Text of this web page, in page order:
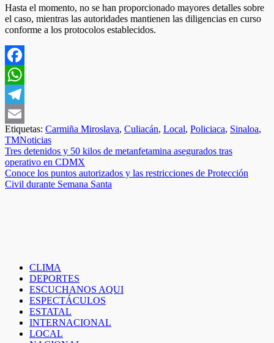
Hasta el momento, no se han proporcionado mayores detalles sobre
el caso, mientras las autoridades mantienen las diligencias en curso
conforme a los protocolos establecidos.
Facebook
WhatsApp
Telegram
Email
Etiquetas: Carmiña Miroslava, Culiacán, Local, Policiaca, Sinaloa,
TMNoticias
Navegación
de
entradas
Tres detenidos y 50 kilos de metanfetamina asegurados tras
operativo en CDMX
Conoce los puntos autorizados y las restricciones de Protección
Civil durante Semana Santa
CLIMA
DEPORTES
ESCUCHANOS AQUI
ESPECTÁCULOS
ESTATAL
INTERNACIONAL
LOCAL